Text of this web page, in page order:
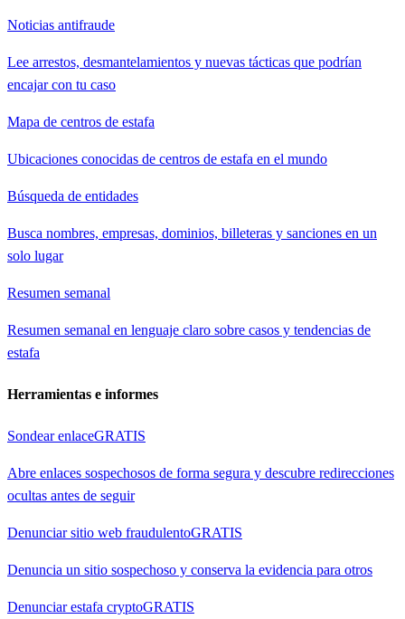
Noticias antifraude
Lee arrestos, desmantelamientos y nuevas tácticas que podrían
encajar con tu caso
Mapa de centros de estafa
Ubicaciones conocidas de centros de estafa en el mundo
Búsqueda de entidades
Busca nombres, empresas, dominios, billeteras y sanciones en un
solo lugar
Resumen semanal
Resumen semanal en lenguaje claro sobre casos y tendencias de
estafa
Herramientas e informes
Sondear enlaceGRATIS
Abre enlaces sospechosos de forma segura y descubre redirecciones
ocultas antes de seguir
Denunciar sitio web fraudulentoGRATIS
Denuncia un sitio sospechoso y conserva la evidencia para otros
Denunciar estafa cryptoGRATIS